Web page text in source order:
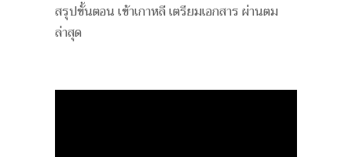
สรุปขั้นตอน เข้าเกาหลี เตรียมเอกสาร ผ่านตม
ล่าสุด